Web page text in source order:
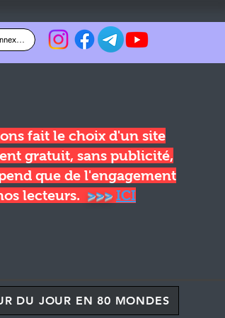
fait le choix d'un site
gratuit, sans publicité,
que de l'engagement
lecteurs. >>> ICI
DU JOUR EN 80 MONDES